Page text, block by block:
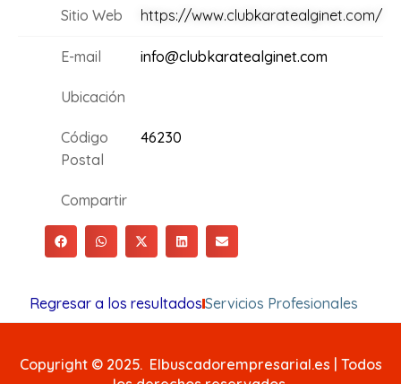
Sitio Web https://www.clubkaratealginet.com/
E-mail info@clubkaratealginet.com
Ubicación
Código
Postal
46230
Compartir
Regresar a los resultadosServicios Profesionales
Copyright © 2025. Elbuscadorempresarial.es | Todos